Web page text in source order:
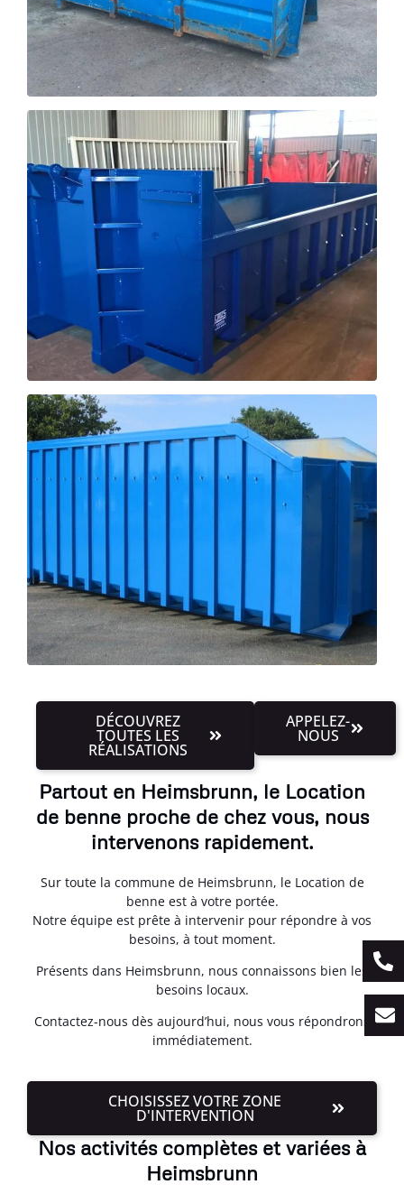
DÉCOUVREZ
TOUTES LES
RÉALISATIONS
APPELEZ-
NOUS
Partout en Heimsbrunn, le Location
de benne proche de chez vous, nous
intervenons rapidement.
Sur toute la commune de Heimsbrunn, le Location de
benne est à votre portée.
Notre équipe est prête à intervenir pour répondre à vos
besoins, à tout moment.
Présents dans Heimsbrunn, nous connaissons bien les
besoins locaux.
Contactez-nous dès aujourd’hui, nous vous répondrons
immédiatement.
CHOISISSEZ VOTRE ZONE
D'INTERVENTION
Nos activités complètes et variées à
Heimsbrunn